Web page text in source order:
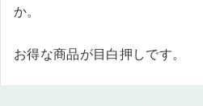
か。
お得な商品が目白押しです。